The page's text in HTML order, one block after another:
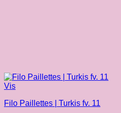
Vis
Filo Paillettes | Turkis fv. 11